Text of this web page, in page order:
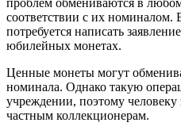
соответствии с их номиналом.
потребуется написать
юбилейных монетах.
Ценные монеты могут
номинала. Однако такую
учреждении, поэтому человеку
частным коллекционерам.